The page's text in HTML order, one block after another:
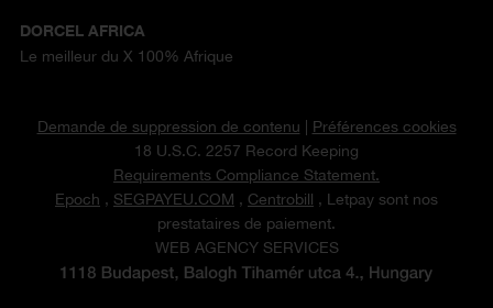
DORCEL AFRICA
Le meilleur du X 100% Afrique
Demande de suppression de contenu
Préférences cookies
18 U.S.C. 2257 Record Keeping
Requirements Compliance Statement.
Epoch , SEGPAYEU.COM , Centrobill , Letpay sont nos
prestataires de paiement.
WEB AGENCY SERVICES